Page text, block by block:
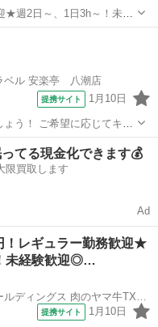
★週2日～、1日3h～！未経
歓迎 ★1食120円で800円
ベル 安楽亭 八潮店
提携サイト 1月10日
う！ ご希望に応じてキッ
人を笑顔にできるお仕事で
事内容： ★☆
てる現金化できます💰
限買取します
Ad
！レギュラー勤務歓迎★
未経験歓迎◎…
提携サイト 1月10日